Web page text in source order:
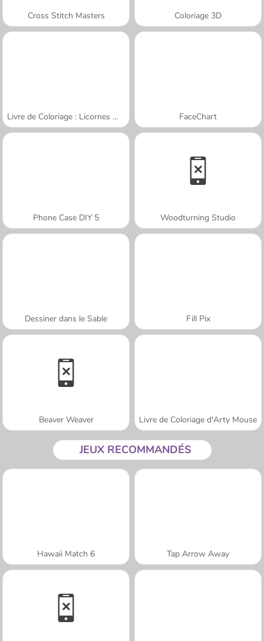
Cross Stitch Masters Coloriage 3D
Livre de Coloriage : Licornes Mignonnes FaceChart
Phone Case DIY 5 Woodturning Studio
Dessiner dans le Sable Fill Pix
Beaver Weaver Livre de Coloriage d'Arty Mouse
JEUX RECOMMANDÉS
Hawaii Match 6 Tap Arrow Away